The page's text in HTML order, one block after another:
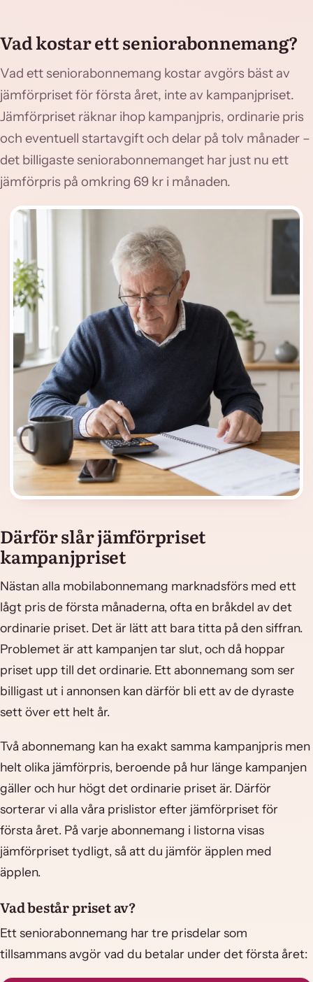
Vad kostar ett seniorabonnemang?
Vad ett seniorabonnemang kostar avgörs bäst av
jämförpriset för första året, inte av kampanjpriset.
Jämförpriset räknar ihop kampanjpris, ordinarie pris
och eventuell startavgift och delar på tolv månader –
det billigaste seniorabonnemanget har just nu ett
jämförpris på omkring 69 kr i månaden.
Därför slår jämförpriset
kampanjpriset
Nästan alla mobilabonnemang marknadsförs med ett
lågt pris de första månaderna, ofta en bråkdel av det
ordinarie priset. Det är lätt att bara titta på den siffran.
Problemet är att kampanjen tar slut, och då hoppar
priset upp till det ordinarie. Ett abonnemang som ser
billigast ut i annonsen kan därför bli ett av de dyraste
sett över ett helt år.
Två abonnemang kan ha exakt samma kampanjpris men
helt olika jämförpris, beroende på hur länge kampanjen
gäller och hur högt det ordinarie priset är. Därför
sorterar vi alla våra prislistor efter jämförpriset för
första året. På varje abonnemang i listorna visas
jämförpriset tydligt, så att du jämför äpplen med
äpplen.
Vad består priset av?
Ett seniorabonnemang har tre prisdelar som
tillsammans avgör vad du betalar under det första året: